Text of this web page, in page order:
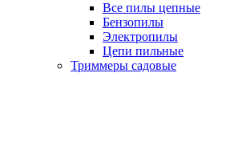
Все пилы цепные
Бензопилы
Электропилы
Цепи пильные
Триммеры садовые